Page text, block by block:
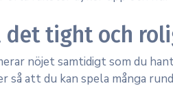
det tight och
nöjet samtidigt som du
så att du kan spela många